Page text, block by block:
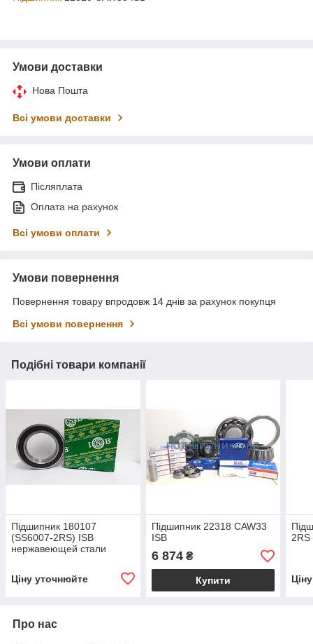
Умови доставки
Нова Пошта
Всі умови доставки
Умови оплати
Післяплата
Оплата на рахунок
Всі умови оплати
Умови повернення
Повернення товару впродовж 14 днів за рахунок покупця
Всі умови повернення
Подібні товари компанії
Підшипник 180107
(SS6007-2RS) ISB
нержавеющей стали
Ціну уточнюйте
Підшипник 22318 CAW33
ISB
6 874₴
Купити
2RS
Про нас